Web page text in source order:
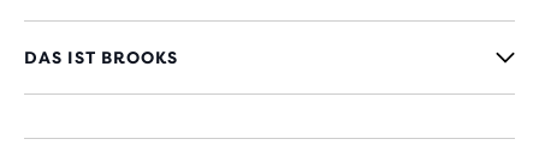
DAS IST BROOKS